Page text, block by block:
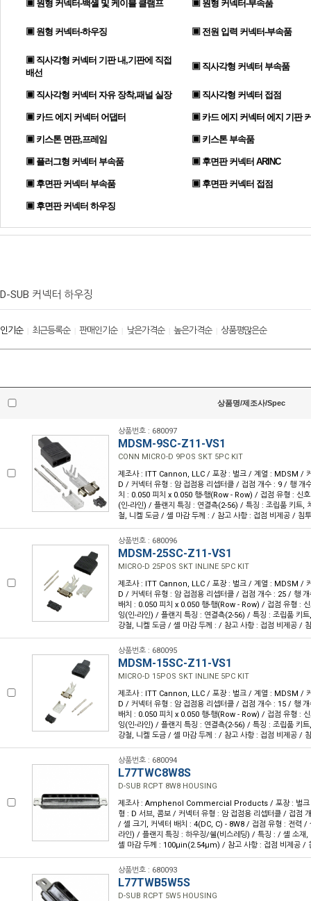
▣ 원형 커넥터-백셸 및 케이블 클램프 ▣ 원형 커넥터-부속품
▣ 원형 커넥터-하우징 ▣ 전원 입력 커넥터-부속품
▣ 직사각형 커넥터 기판 내,기판에 직접
배선
▣ 직사각형 커넥터 부속품
▣ 직사각형 커넥터 자유 장착,패널 실장 ▣ 직사각형 커넥터 접점
▣ 카드 에지 커넥터 어댑터 ▣ 카드 에지 커넥터 에지 기판
▣ 키스톤 면판,프레임 ▣ 키스톤 부속품
▣ 플러그형 커넥터 부속품 ▣ 후면판 커넥터 ARINC
▣ 후면판 커넥터 부속품 ▣ 후면판 커넥터 접점
▣ 후면판 커넥터 하우징
D-SUB 커넥터 하우징
인기순| 최근등록순| 판매인기순| 낮은가격순| 높은가격순| 상품평많은순
상품명/제조사/Spec
상품번호 : 680097
MDSM-9SC-Z11-VS1
CONN MICRO-D 9POS SKT 5PC KIT
제조사 : ITT Cannon, LLC / 포장 : 벌크 / 계열 : MDSM /
D / 커넥터 유형 : 암 접점용 리셉터클 / 접점 개수 : 9 / 행 개
치 : 0.050 피치 x 0.050 행-행(Row - Row) / 접점 유형 : 신
(인-라인) / 플랜지 특징 : 연결측(2-56) / 특징 : 조립품 키트,
철, 니켈 도금 / 셸 마감 두께 : / 참고 사항 : 접점 비제공 / 침
상품번호 : 680096
MDSM-25SC-Z11-VS1
MICRO-D 25POS SKT INLINE 5PC KIT
제조사 : ITT Cannon, LLC / 포장 : 벌크 / 계열 : MDSM /
D / 커넥터 유형 : 암 접점용 리셉터클 / 접점 개수 : 25 / 행
배치 : 0.050 피치 x 0.050 행-행(Row - Row) / 접점 유형 :
잉(인-라인) / 플랜지 특징 : 연결측(2-56) / 특징 : 조립품 키
강철, 니켈 도금 / 셸 마감 두께 : / 참고 사항 : 접점 비제공 /
상품번호 : 680095
MDSM-15SC-Z11-VS1
MICRO-D 15POS SKT INLINE 5PC KIT
제조사 : ITT Cannon, LLC / 포장 : 벌크 / 계열 : MDSM /
D / 커넥터 유형 : 암 접점용 리셉터클 / 접점 개수 : 15 / 행
배치 : 0.050 피치 x 0.050 행-행(Row - Row) / 접점 유형 :
잉(인-라인) / 플랜지 특징 : 연결측(2-56) / 특징 : 조립품 키
강철, 니켈 도금 / 셸 마감 두께 : / 참고 사항 : 접점 비제공 /
상품번호 : 680094
L77TWC8W8S
D-SUB RCPT 8W8 HOUSING
제조사 : Amphenol Commercial Products / 포장 : 벌크
형 : D 서브, 콤보 / 커넥터 유형 : 암 접점용 리셉터클 / 접점
/ 셸 크기, 커넥터 배치 : 4(DC, C) - 8W8 / 접점 유형 : 전력 /
라인) / 플랜지 특징 : 하우징/쉘(비스레딩) / 특징 : / 셸 소재,
셸 마감 두께 : 100µin(2.54µm) / 참고 사항 : 접점 비제공 /
상품번호 : 680093
L77TWB5W5S
D-SUB RCPT 5W5 HOUSING